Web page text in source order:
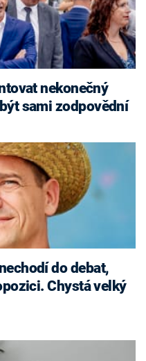
sami zodpovědní
do debat,
Chystá velký